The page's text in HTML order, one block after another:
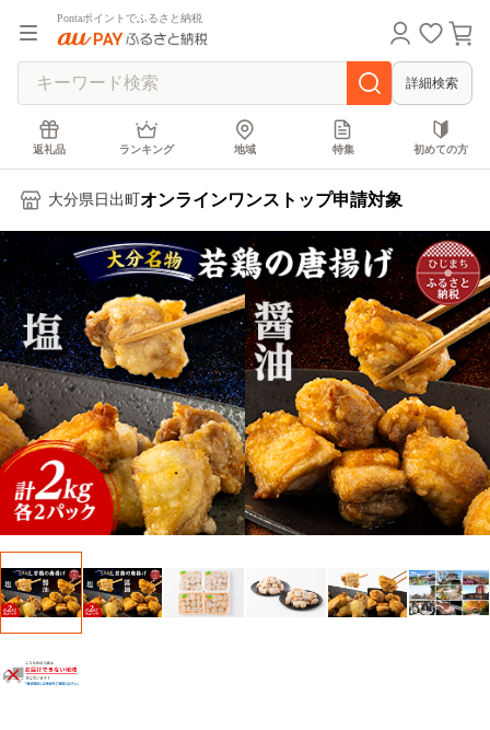
Pontaポイントでふるさと納税
詳細検索
返礼品 ランキング 地域 特集 初めての方
大分県日出町 オンラインワンストップ申請対象